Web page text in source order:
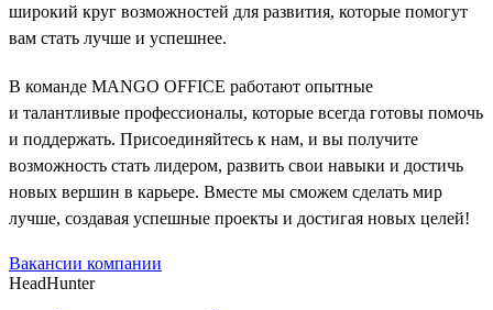
широкий круг возможностей для развития, которые помогут
вам стать лучше и успешнее.
В команде MANGO OFFICE работают опытные
и талантливые профессионалы, которые всегда готовы помочь
и поддержать. Присоединяйтесь к нам, и вы получите
возможность стать лидером, развить свои навыки и достичь
новых вершин в карьере. Вместе мы сможем сделать мир
лучше, создавая успешные проекты и достигая новых целей!
Вакансии компании
HeadHunter